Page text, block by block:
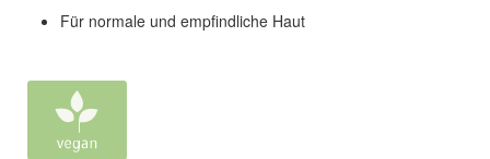
Für normale und empfindliche Haut